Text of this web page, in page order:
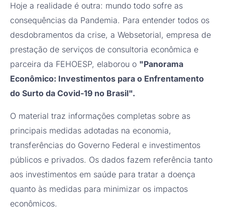
Hoje a realidade é outra: mundo todo sofre as
consequências da Pandemia. Para entender todos os
desdobramentos da crise, a Websetorial, empresa de
prestação de serviços de consultoria econômica e
parceira da FEHOESP, elaborou o "Panorama
Econômico: Investimentos para o Enfrentamento
do Surto da Covid-19 no Brasil".
O material traz informações completas sobre as
principais medidas adotadas na economia,
transferências do Governo Federal e investimentos
públicos e privados. Os dados fazem referência tanto
aos investimentos em saúde para tratar a doença
quanto às medidas para minimizar os impactos
econômicos.